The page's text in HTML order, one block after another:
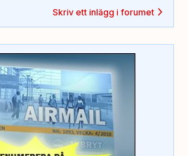
Skriv ett inlägg i forumet